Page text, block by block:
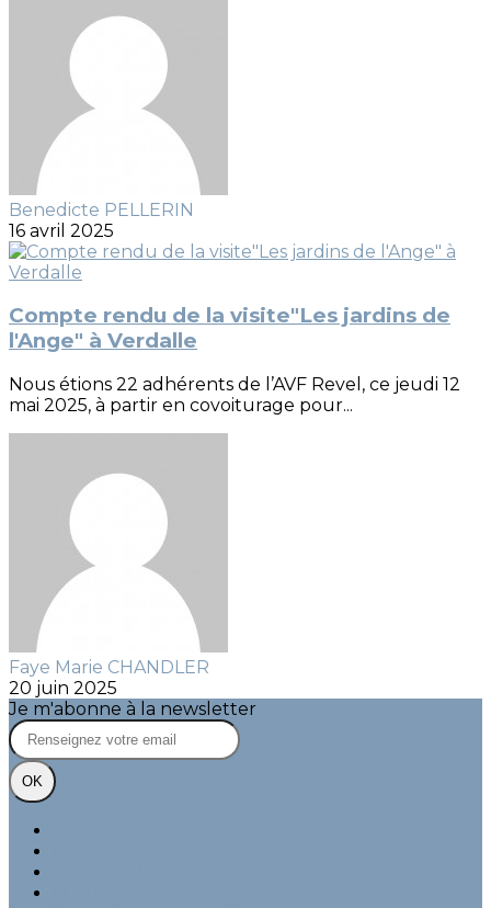
Benedicte PELLERIN
16 avril 2025
Compte rendu de la visite"Les jardins de
l'Ange" à Verdalle
Nous étions 22 adhérents de l’AVF Revel, ce jeudi 12
mai 2025, à partir en covoiturage pour...
Faye Marie CHANDLER
20 juin 2025
Je m'abonne à la newsletter
OK